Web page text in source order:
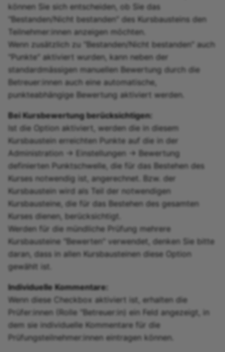
können Sie sich entscheiden, ob Sie das
"Bestanden/Nicht bestanden" des Kursbausteins den
Teilnehmer:innen anzeigen möchten.
Wenn zusätzlich zu "Bestanden/Nicht bestanden" auch
"Punkte" aktiviert wurden, kann neben der
standardmässigen manuellen Bewertung durch die
Betreuer:innen auch eine automatische,
punkteabhängige Bewertung aktiviert werden.
Bei Kursbewertung berücksichtigen:
Ist die Option aktiviert, werden die in diesem
Kursbaustein erreichten Punkte auf die in der
Administration -> Einstellungen -> Bewertung
definierten Punktschwelle, die für das Bestehen des
Kurses notwendig ist, angerechnet. Bzw. der
Kursbaustein wird als Teil der notwendigen
Kursbausteine, die für das Bestehen des gesamten
Kurses dienen, berücksichtigt.
Werden für die mündliche Prüfung mehrere
Kursbausteine "Bewerten" verwendet, denken Sie bitte
daran, dass in allen Kursbausteinen diese Option
gewählt ist.
Individuelle Kommentare:
Wenn diese Checkbox aktiviert ist, erhalten die
Prüfer:innen (Rolle "Betreuer:in) ein Feld angezeigt, in
dem sie individuelle Kommentare für die
Prüfungsteilnehmer:innen eintragen können.